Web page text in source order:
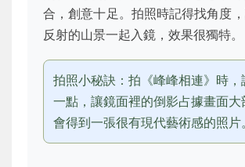
合，創意十足。拍照時記得找角度
反射的山景一起入鏡，效果很獨特。
拍照小秘訣：拍《峰峰相連》時，
一點，讓鏡面裡的倒影占據畫面大
會得到一張很有現代藝術感的照片。